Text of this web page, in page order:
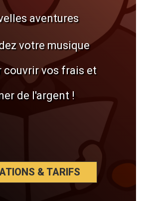
aventures
votre musique
couvrir vos frais et
de l'argent !
& TARIFS